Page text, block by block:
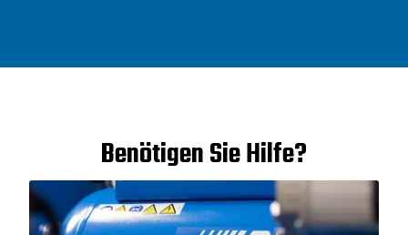
Benötigen Sie Hilfe?